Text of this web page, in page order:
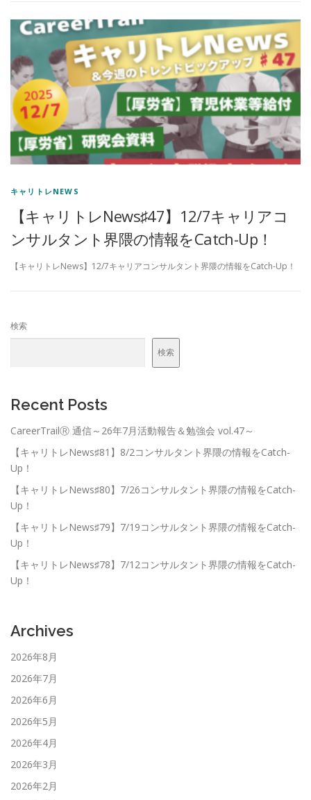
キャリトレNEWS
【キャリトレNews♯47】12/7キャリアコ
ンサルタント界隈の情報をCatch-Up！
【キャリトレNews】12/7キャリアコンサルタント界隈の情報をCatch-Up！
検索
検索
Recent Posts
CareerTrailⓇ 通信～26年7月活動報告＆勉強会 vol.47～
【キャリトレNews♯81】8/2コンサルタント界隈の情報をCatch-
Up！
【キャリトレNews♯80】7/26コンサルタント界隈の情報をCatch-
Up！
【キャリトレNews♯79】7/19コンサルタント界隈の情報をCatch-
Up！
【キャリトレNews♯78】7/12コンサルタント界隈の情報をCatch-
Up！
Archives
2026年8月
2026年7月
2026年6月
2026年5月
2026年4月
2026年3月
2026年2月